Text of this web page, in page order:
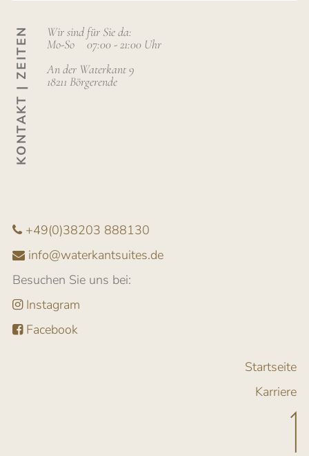
Wir sind für Sie da:
Mo-So
07:00 - 21:00 Uhr
An der Waterkant 9
18211 Börgerende
KONTAKT | ZEITEN
+49(0)38203 888130
info@waterkantsuites.de
Besuchen Sie uns bei:
Instagram
Facebook
Startseite
Karriere